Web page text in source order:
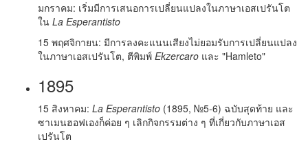
มกราคม: เริ่มมีการเสนอการเปลี่ยนแปลงในภาษาเอสเปรันโต
ใน La Esperantisto
15 พฤศจิกายน: มีการลงคะแนนเสียงไม่ยอมรับการเปลี่ยนแปลง
ในภาษาเอสเปรันโต, ตีพิมพ์ Ekzercaro และ "Hamleto"
1895
15 สิงหาคม: La Esperantisto (1895, №5-6) ฉบับสุดท้าย และ
ซาเมนฮอฟเองก็ค่อย ๆ เลิกกิจกรรมต่าง ๆ ที่เกี่ยวกับภาษาเอส
เปรันโต